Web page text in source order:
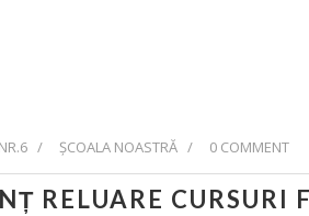
/ ȘCOALA NOASTRĂ / 0 COMMENT
RELUARE CURSURI